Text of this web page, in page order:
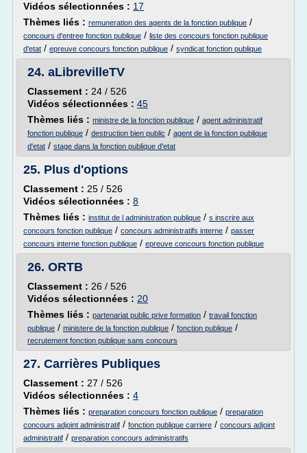
Vidéos sélectionnées : 17
Thèmes liés : remuneration des agents de la fonction publique /
concours d'entree fonction publique / liste des concours fonction publique
d'etat / epreuve concours fonction publique / syndicat fonction publique
24. aLibrevilleTV
Classement : 24 / 526
Vidéos sélectionnées : 45
Thèmes liés : ministre de la fonction publique / agent administratif
fonction publique / destruction bien public / agent de la fonction publique
d'etat / stage dans la fonction publique d'etat
25. Plus d'options
Classement : 25 / 526
Vidéos sélectionnées : 8
Thèmes liés : institut de l administration publique / s inscrire aux
concours fonction publique / concours administratifs interne / passer
concours interne fonction publique / epreuve concours fonction publique
26. ORTB
Classement : 26 / 526
Vidéos sélectionnées : 20
Thèmes liés : partenariat public prive formation / travail fonction
publique / ministere de la fonction publique / fonction publique /
recrutement fonction publique sans concours
27. Carrières Publiques
Classement : 27 / 526
Vidéos sélectionnées : 4
Thèmes liés : preparation concours fonction publique / preparation
concours adjoint administratif / fonction publique carriere / concours adjoint
administratif / preparation concours administratifs